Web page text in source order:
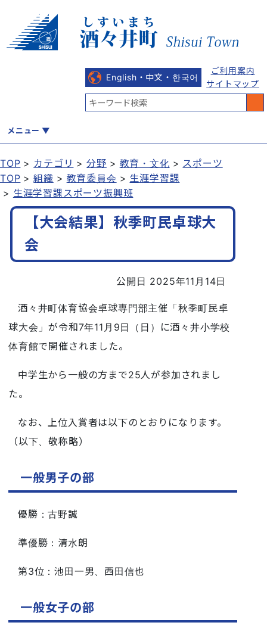
English・中文・한국어
ご利用案内
サイトマップ
メニュー
くらし 健康・福祉 教育・文化 観光・魅力
TOP カテゴリ 分野 教育・文化
スポーツ
TOP
組織 教育委員会
生涯学習課
生涯学習課スポーツ振興班
【大会結果】秋季町民卓球大
会
公開日 2025年11月14日
酒々井町体育協会卓球専門部主催「秋季町民卓
球大会」が令和7年11月9日（日）に酒々井小学校
体育館で開催されました。
中学生から一般の方まで25人が参加されまし
た。
なお、上位入賞者は以下のとおりになります。
（以下、敬称略）
一般男子の部
優勝：古野誠
準優勝：清水朗
第3位：池田一男、西田信也
一般女子の部